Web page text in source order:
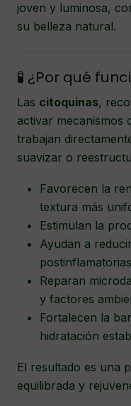
joven y luminosa,
su belleza natural.
🧪 ¿Por qué
Las citoquinas,
activar mecanismos
trabajan
suavizar o
Favorecen la
textura más
Estimulan la
Ayudan a
Reparan
y factores
Fortalecen la
hidratación
El resultado es una
equilibrada y